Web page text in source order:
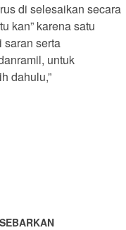
di selesaikan secara
kan” karena satu
saran serta
untuk
dahulu,”
SEBARKAN